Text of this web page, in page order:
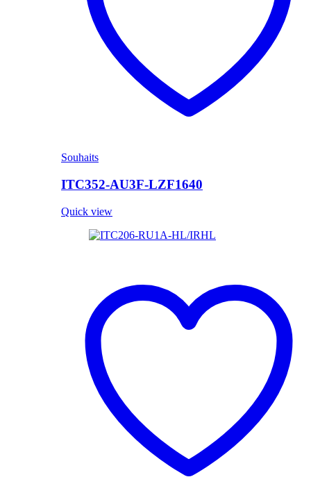
Souhaits
ITC352-AU3F-LZF1640
Quick view